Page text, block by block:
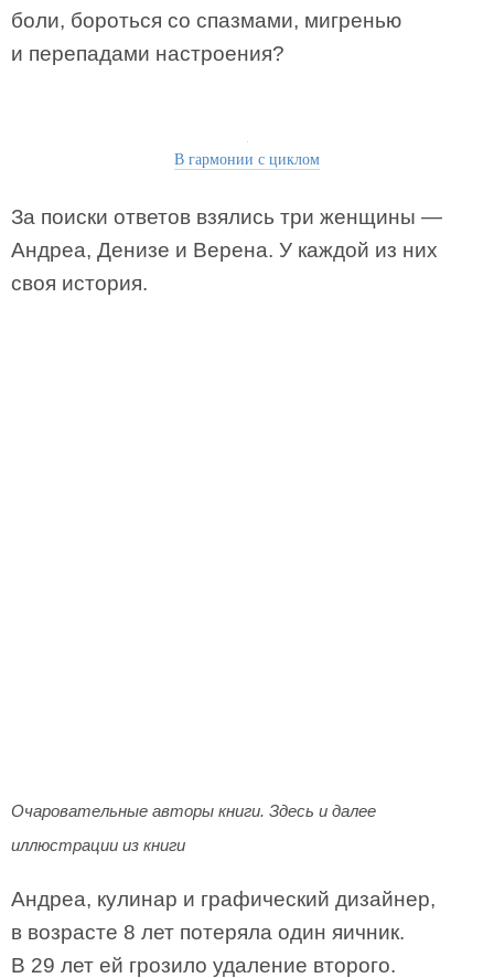
боли, бороться со спазмами, мигренью
и перепадами настроения?
В гармонии с циклом
За поиски ответов взялись три женщины —
Андреа, Денизе и Верена. У каждой из них
своя история.
Очаровательные авторы книги. Здесь и далее
иллюстрации из книги
Андреа, кулинар и графический дизайнер,
в возрасте 8 лет потеряла один яичник.
В 29 лет ей грозило удаление второго.